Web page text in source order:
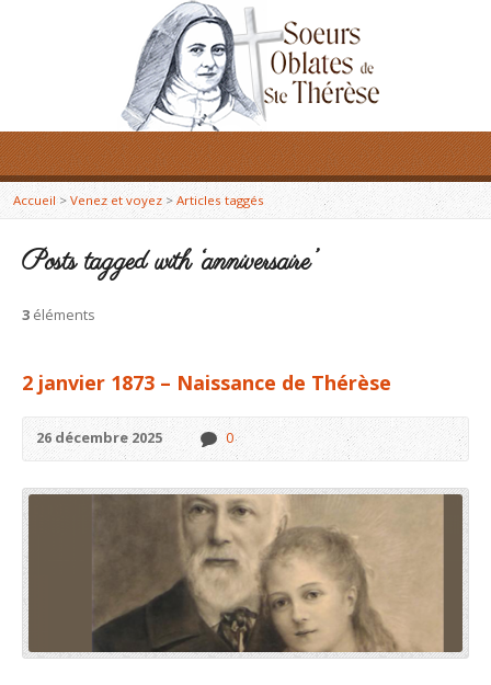
Accueil> Venez et voyez > Articles taggés
Posts tagged with ‘anniversaire’
3 éléments
2 janvier 1873 – Naissance de Thérèse
26 décembre 2025 0